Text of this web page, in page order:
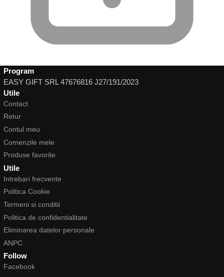
Program
EASY GIFT SRL 47676816 J27/191/2023
Utile
Contact
Retur
Contul meu
Comenzile mele
Produse favorite
Utile
Intrebari frecvente
Politica Cookie
Termeni si conditii
Politica de confidentialitate
Eliminarea datelor personale
ANPC
Follow
Facebook